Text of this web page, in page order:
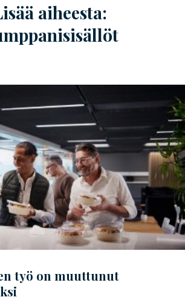
aiheesta:
työ on muuttunut